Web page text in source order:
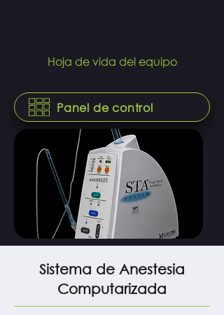
Hoja de vida del equipo
Panel de control
Sistema de Anestesia
Computarizada